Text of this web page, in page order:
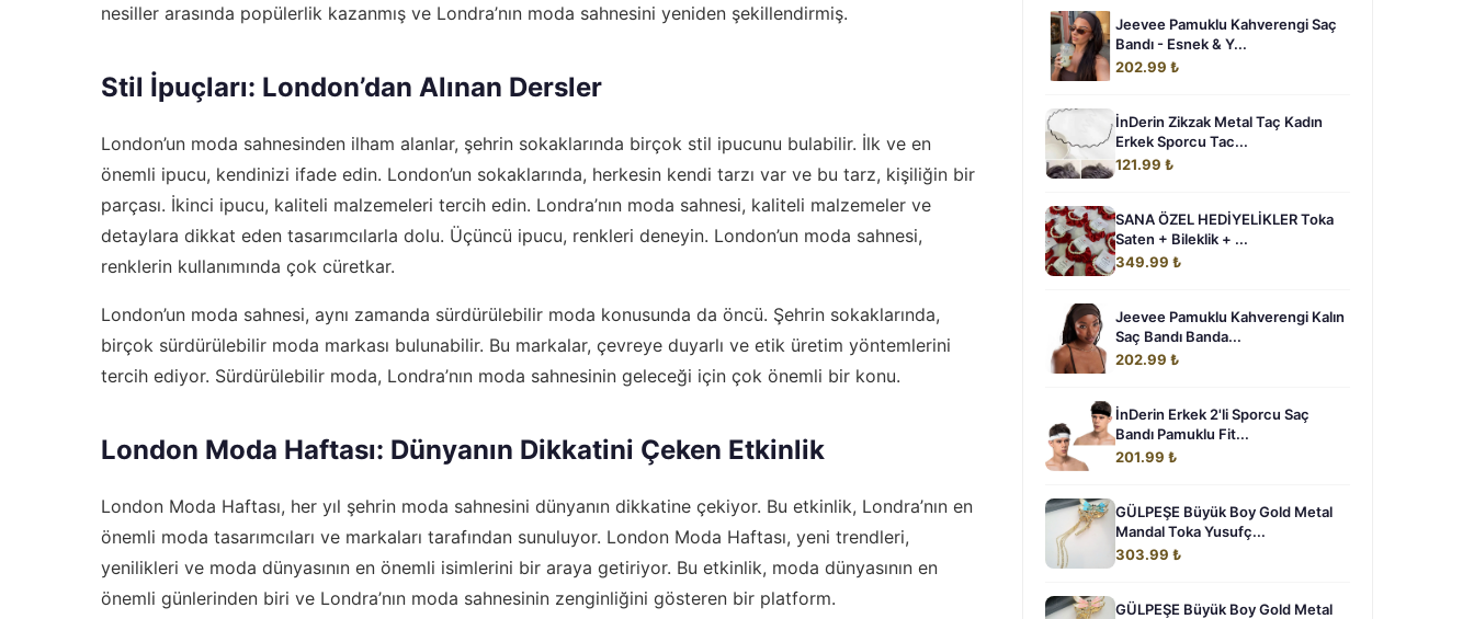
nesiller arasında popülerlik kazanmış ve Londra’nın moda sahnesini yeniden şekillendirmiş.
Stil İpuçları: London’dan Alınan Dersler
London’un moda sahnesinden ilham alanlar, şehrin sokaklarında birçok stil ipucunu bulabilir. İlk ve en
önemli ipucu, kendinizi ifade edin. London’un sokaklarında, herkesin kendi tarzı var ve bu tarz, kişiliğin bir
parçası. İkinci ipucu, kaliteli malzemeleri tercih edin. Londra’nın moda sahnesi, kaliteli malzemeler ve
detaylara dikkat eden tasarımcılarla dolu. Üçüncü ipucu, renkleri deneyin. London’un moda sahnesi,
renklerin kullanımında çok cüretkar.
London’un moda sahnesi, aynı zamanda sürdürülebilir moda konusunda da öncü. Şehrin sokaklarında,
birçok sürdürülebilir moda markası bulunabilir. Bu markalar, çevreye duyarlı ve etik üretim yöntemlerini
tercih ediyor. Sürdürülebilir moda, Londra’nın moda sahnesinin geleceği için çok önemli bir konu.
London Moda Haftası: Dünyanın Dikkatini Çeken Etkinlik
London Moda Haftası, her yıl şehrin moda sahnesini dünyanın dikkatine çekiyor. Bu etkinlik, Londra’nın en
önemli moda tasarımcıları ve markaları tarafından sunuluyor. London Moda Haftası, yeni trendleri,
yenilikleri ve moda dünyasının en önemli isimlerini bir araya getiriyor. Bu etkinlik, moda dünyasının en
önemli günlerinden biri ve Londra’nın moda sahnesinin zenginliğini gösteren bir platform.
Jeevee Pamuklu Kahverengi Saç
Bandı - Esnek & Y...
202.99 ₺
İnDerin Zikzak Metal Taç Kadın
Erkek Sporcu Tac...
121.99 ₺
SANA ÖZEL HEDİYELİKLER Toka
Saten + Bileklik + ...
349.99 ₺
Jeevee Pamuklu Kahverengi Kalın
Saç Bandı Banda...
202.99 ₺
İnDerin Erkek 2'li Sporcu Saç
Bandı Pamuklu Fit...
201.99 ₺
GÜLPEŞE Büyük Boy Gold Metal
Mandal Toka Yusufç...
303.99 ₺
GÜLPEŞE Büyük Boy Gold Metal